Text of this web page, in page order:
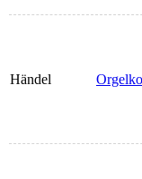
Händel